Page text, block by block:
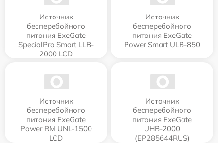
Источник
бесперебойного
питания ExeGate
SpecialPro Smart LLB-
2000 LCD
Источник
бесперебойного
питания ExeGate
Power Smart ULB-850
Источник
бесперебойного
питания ExeGate
Power RM UNL-1500
LCD
Источник
бесперебойного
питания ExeGate
UHB-2000
(EP285644RUS)